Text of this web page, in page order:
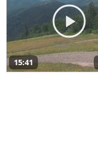
15:41